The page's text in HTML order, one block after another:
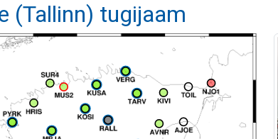
(Tallinn) tugijaam